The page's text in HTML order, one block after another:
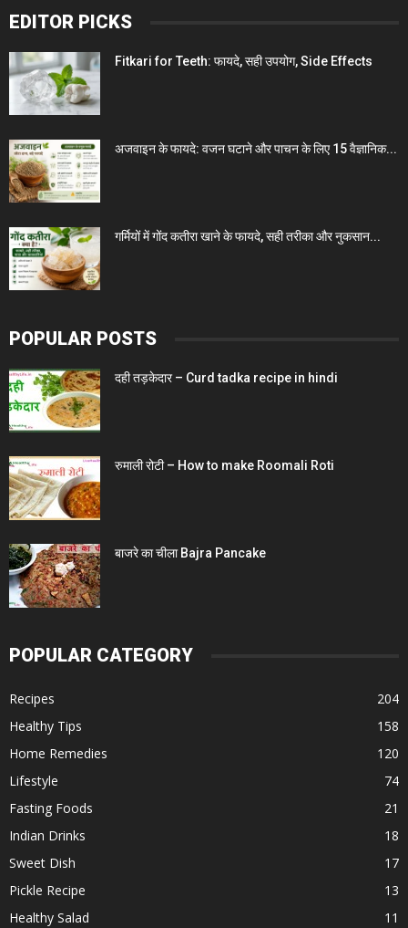
EDITOR PICKS
Fitkari for Teeth: फायदे, सही उपयोग, Side Effects
अजवाइन के फायदे: वजन घटाने और पाचन के लिए 15 वैज्ञानिक...
गर्मियों में गोंद कतीरा खाने के फायदे, सही तरीका और नुकसान...
POPULAR POSTS
दही तड़केदार – Curd tadka recipe in hindi
रुमाली रोटी – How to make Roomali Roti
बाजरे का चीला Bajra Pancake
POPULAR CATEGORY
Recipes
204
Healthy Tips
158
Home Remedies
120
Lifestyle
74
Fasting Foods
21
Indian Drinks
18
Sweet Dish
17
Pickle Recipe
13
Healthy Salad
11